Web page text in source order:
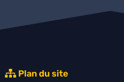
Plan du site